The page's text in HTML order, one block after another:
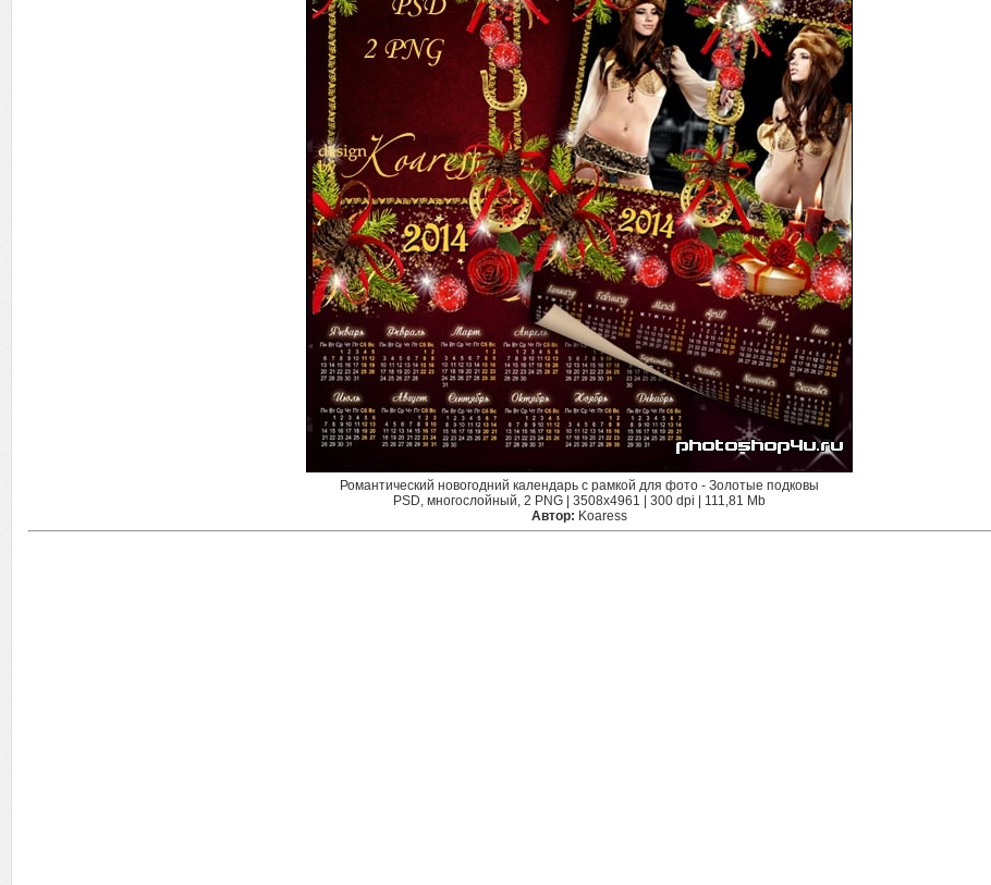
Романтический новогодний календарь с рамкой для фото - Золотые подковы
PSD, многослойный, 2 PNG | 3508x4961 | 300 dpi | 111,81 Mb
Автор: Koaress